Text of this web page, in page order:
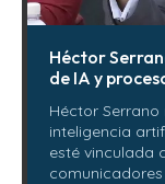
Héctor
de IA y
Héctor
inteligencia
esté vinculada